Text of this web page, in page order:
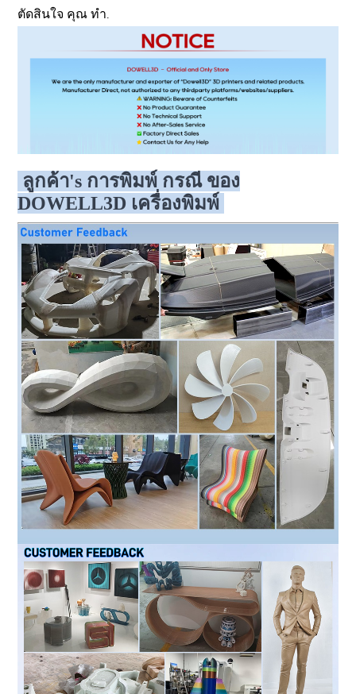
ตัดสินใจ คุณ ทำ
ลูกค้า's การพิมพ์ กรณี ของ
DOWELL3D เครื่องพิมพ์